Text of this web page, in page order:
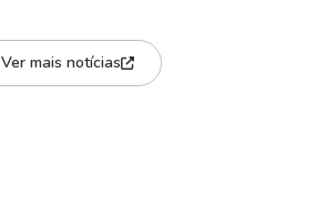
Ver mais notícias